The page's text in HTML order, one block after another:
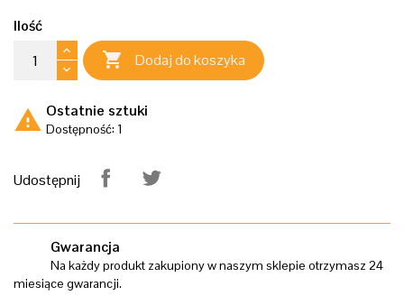
Ilość
 Dodaj do koszyka
warning Ostatnie sztuki
Dostępność: 1
Udostępnij
Gwarancja
Na każdy produkt zakupiony w naszym sklepie otrzymasz 24
miesiące gwarancji.